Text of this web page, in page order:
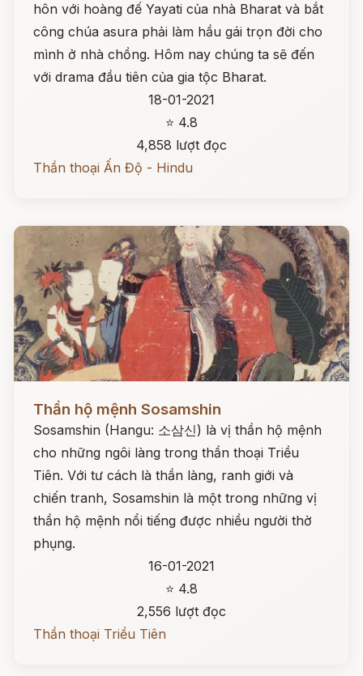
hôn với hoàng đế Yayati của nhà Bharat và bắt
công chúa asura phải làm hầu gái trọn đời cho
mình ở nhà chồng. Hôm nay chúng ta sẽ đến
với drama đầu tiên của gia tộc Bharat.
18-01-2021
⭐ 4.8
4,858 lượt đọc
Thần thoại Ấn Độ - Hindu
Đọc ngay
Thần hộ mệnh Sosamshin
Sosamshin (Hangu: 소삼신) là vị thần hộ mệnh
cho những ngôi làng trong thần thoại Triều
Tiên. Với tư cách là thần làng, ranh giới và
chiến tranh, Sosamshin là một trong những vị
thần hộ mệnh nổi tiếng được nhiều người thờ
phụng.
16-01-2021
⭐ 4.8
2,556 lượt đọc
Thần thoại Triều Tiên